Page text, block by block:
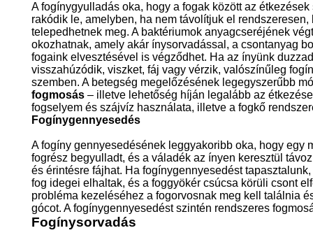
A fogínygyulladás oka, hogy a fogak között az
rakódik le, amelyben, ha nem távolítjuk el rendszeresen,
telepedhetnek meg. A baktériumok anyagcseréjének
okozhatnak, amely akár ínysorvadással, a csontanyag
fogaink elvesztésével is végződhet. Ha az ínyünk
visszahúzódik, viszket, fáj vagy vérzik, valószínűleg
szemben. A betegség megelőzésének legegyszerűbb
fogmosás – illetve lehetőség híján legalább az
fogselyem és szájvíz használata, illetve a fogkő
Fogínygennyesedés
A fogíny gennyesedésének leggyakoribb oka, hogy egy
fogrész begyulladt, és a váladék az ínyen keresztül
és érintésre fájhat. Ha fogínygennyesedést
fog idegei elhaltak, és a foggyökér csúcsa körüli csont
probléma kezeléséhez a fogorvosnak meg kell találnia
gócot. A fogínygennyesedést szintén rendszeres
Fogínysorvadás